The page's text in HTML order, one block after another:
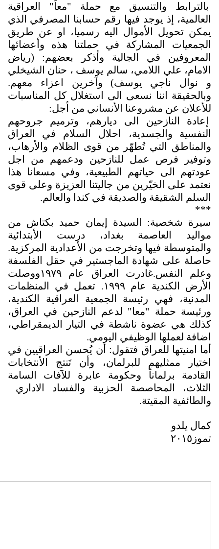
والتنسيق مع حملة "معاً" العراقية
إذ يوجد فيها رقم حسابنا المصرفي الذي
تحويل الأموال اليه رسميا، او عن طريق
المشاركة في حملتنا هذه وأعضائها
في الجالية وأذكر بعضهم: (رياض
علي اللامي، سالم يوسف ، حنان الشيخلي
نوال ناجي يوسف) وآخرين اعزاء معهم.
اننا نسعى الى استغلال كل المناسبات
عن مشروعنا الأنساني من أجل:
النازحين الى ديارهم، وترميم جروحهم
والجسدية، احلال السلام في العراق
التي تُطهّر من قوى الظلام والأرهاب،
فرص عمل للنازحين ودعمهم من اجل
الى حياتهم الطبيعية، وفي مسعانا هذا
على الخيّرين من جاليتنا العزيزة وعلى قوى
الشقيقة والصديقة في كندا والعالم.
شخصية: السيدة إيمان حميد بكتاش من
العاصمة بغداد، درست الأبتدائية
فيها وتخرجت من الأعدادية المركزية.
على شهادة الماجستير في حقل الفلسفة
وعلم النفس.غادرت العراق عام ١٩٧٩ووصلت
الأرض الكندية عام ١٩٩٩. تعمل في المنظمات
فهي رئيسة الجمعية العراقية الكندية،
حملة "معا" لدعم النازحين في العراق،
هي عضوة ناشطة في التيار الديمقراطي،
لعملها الوظيفي اليومي.
امنيتها للعراق فتقول: أن يُحسن العراقيين في
ممثليهم للبرلمان، وأن تَنتج الأنتخابات
برلماناً وحكومة عابرة للآفات السامة
المحاصصة الحزبية والفساد الاداري
المقيتة.
يلدو